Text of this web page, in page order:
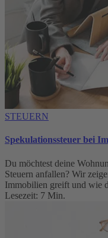
STEUERN
Spekulationssteuer bei
Du möchtest deine
Steuern anfallen? Wir
Immobilien greift und wie
Lesezeit: 7 Min.